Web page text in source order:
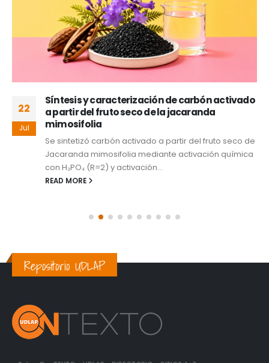
22
Jul
Síntesis y caracterización de carbón activado
a partir del fruto seco de la jacaranda
mimosifolia
Se sintetizó carbón activado a partir del fruto seco de
Jacaranda mimosifolia mediante activación química
con H₃PO₄ (R=2) y activación...
READ MORE
Repositorio UDLAP